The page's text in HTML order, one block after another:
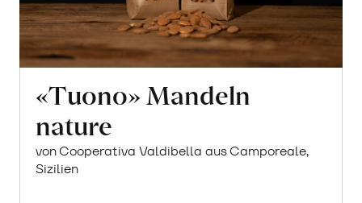
«Tuono» Mandeln
nature
von Cooperativa Valdibella aus Camporeale,
Sizilien